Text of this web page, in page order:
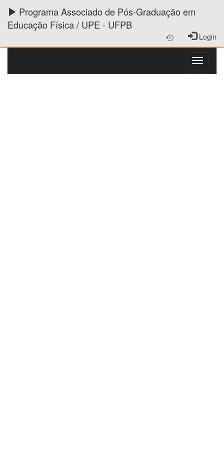
Programa Associado de Pós-Graduação em
Educação Física / UPE - UFPB
Login